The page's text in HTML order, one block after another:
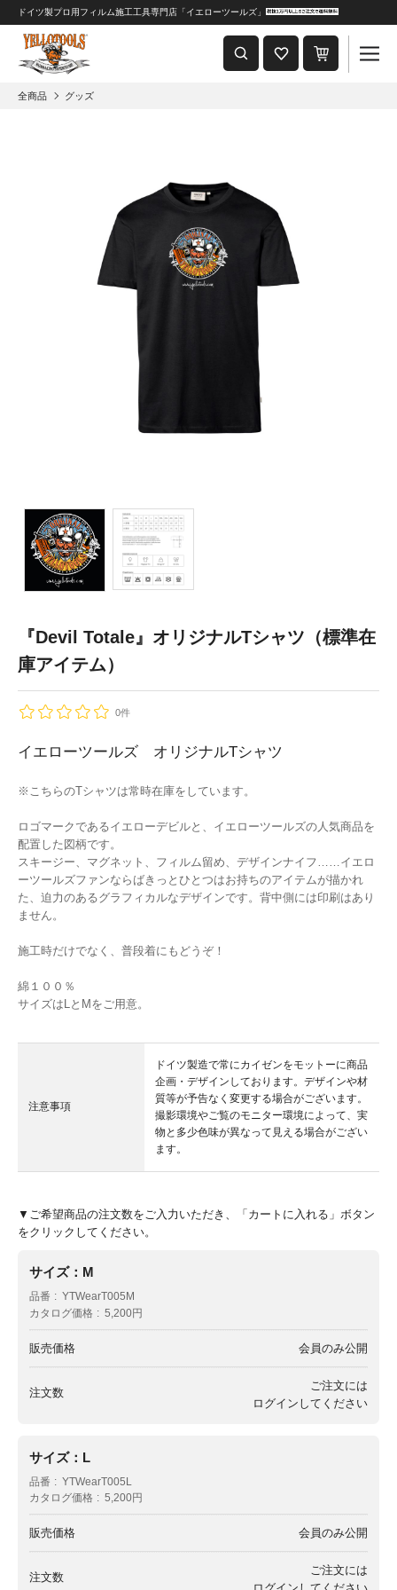
重要なおしらせ
2024年8月1日 価格改定につきまして
ドイツ製プロ用フィルム施工工具専門店「イエローツールズ」
全商品 グッズ
『Devil Totale』オリジナルTシャツ（標準在
庫アイテム）
0件
イエローツールズ オリジナルTシャツ
※こちらのTシャツは常時在庫をしています。
ロゴマークであるイエローデビルと、イエローツールズの人気商品を
配置した図柄です。
スキージー、マグネット、フィルム留め、デザインナイフ……イエロ
ーツールズファンならばきっとひとつはお持ちのアイテムが描かれ
た、迫力のあるグラフィカルなデザインです。背中側には印刷はあり
ません。
施工時だけでなく、普段着にもどうぞ！
綿１００％
サイズはLとMをご用意。
注意事項
ドイツ製造で常にカイゼンをモットーに商品
企画・デザインしております。デザインや材
質等が予告なく変更する場合がございます。
撮影環境やご覧のモニター環境によって、実
物と多少色味が異なって見える場合がござい
ます。
▼ご希望商品の注文数をご入力いただき、「カートに入れる」ボタン
をクリックしてください。
サイズ：M
品番
YTWearT005M
カタログ価格
5,200円
販売価格 会員のみ公開
注文数
ご注文には
ログイン してください
サイズ：L
品番
YTWearT005L
カタログ価格
5,200円
販売価格 会員のみ公開
注文数
ご注文には